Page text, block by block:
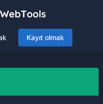
Kayıt olmak